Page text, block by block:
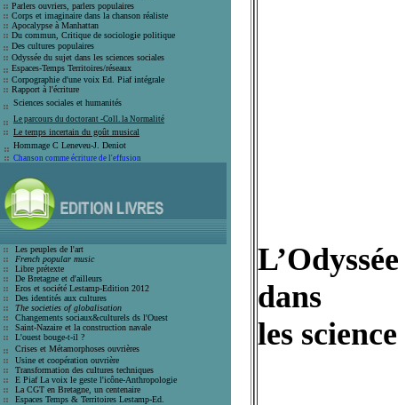
Parlers ouvriers, parlers populaires
Corps et imaginaire dans la chanson réaliste
Apocalypse à Manhattan
Du commun, Critique de sociologie politique
Des cultures populaires
Odyssée du sujet dans les sciences sociales
Espaces-Temps Territoires/réseaux
Corpographie d'une voix Ed. Piaf intégrale
Rapport à l'écriture
Sciences sociales et humanités
Le parcours du doctorant -Coll. la Normalité
Le temps incertain du goût musical
Hommage C Leneveu-J . Deniot
Chanson comme écriture de l'effusion
Les peuples de l'art
French popular music
Libre prétexte
De Bretagne et d'ailleurs
Eros et société Lestamp-Edition 2012
Des identités aux cultures
The societies of globalisation
Changements sociaux&culturels ds l'Ouest
Saint-Nazaire et la construction navale
L'ouest bouge-t-il ?
Crises et Métamorphoses ouvrières
Usine et coopération ouvrière
Transformation des cultures techniques
E Piaf La voix le geste l'icône-Anthropologie
La CGT en Bretagne, un centenaire
Espaces Temps & Territoires Lestamp-Ed
dans
les